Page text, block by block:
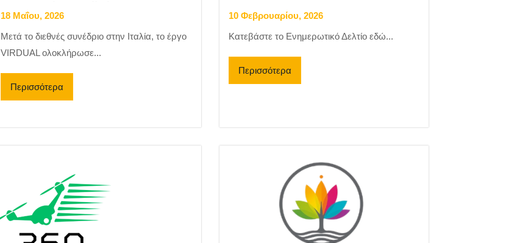
18 Μαΐου, 2026
Μετά το διεθνές συνέδριο στην Ιταλία, το έργο
VIRDUAL ολοκλήρωσε...
Περισσότερα
10 Φεβρουαρίου, 2026
Κατεβάστε το Ενημερωτικό Δελτίο εδώ...
Περισσότερα